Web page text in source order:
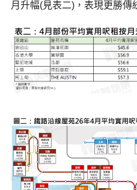
月升幅(見表二)，表現更勝傳